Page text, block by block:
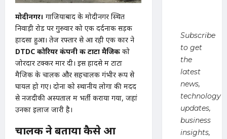
मोदीनगर। गाजियाबाद के मोदीनगर स्थित
निवाड़ी रोड पर गुरुवार को एक दर्दनाक सड़क
हादसा हुआ। तेज रफ्तार से आ रही एक कार ने
DTDC कोरियर कंपनी की टाटा मैजिक को
जोरदार टक्कर मार दी। इस हादसे में टाटा
मैजिक के चालक और सहचालक गंभीर रूप से
घायल हो गए। दोनों को स्थानीय लोगों की मदद
से नजदीकी अस्पताल में भर्ती कराया गया, जहां
उनका इलाज जारी है।
चालक ने बताया कैसे हुआ
Subscribe
to get
the
latest
news,
technology
updates,
business
insights,